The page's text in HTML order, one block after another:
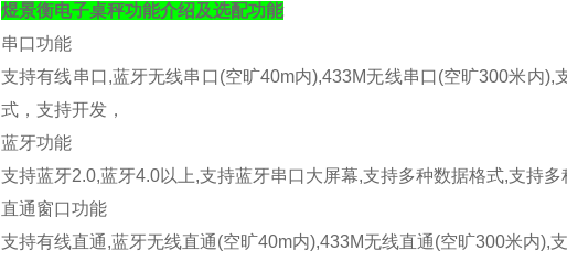
煜景衡电子桌秤功能介绍及选配功能
串口功能
支持有线串口,蓝牙无线串口(空旷40m内),433M无线串口(空旷300米内),
式，支持开发，
蓝牙功能
支持蓝牙2.0,蓝牙4.0以上,支持蓝牙串口大屏幕,支持多种数据格式,支持多
直通窗口功能
支持有线直通,蓝牙无线直通(空旷40m内),433M无线直通(空旷300米内),